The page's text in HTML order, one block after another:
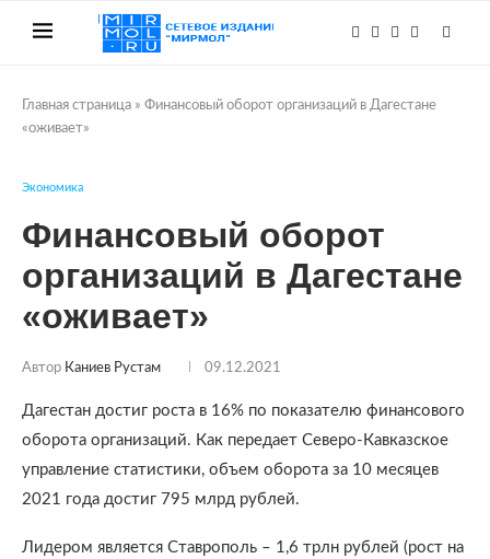
Главная страница » Финансовый оборот организаций в Дагестане
«оживает»
Экономика
Финансовый оборот
организаций в Дагестане
«оживает»
Автор Каниев Рустам 09.12.2021
Дагестан достиг роста в 16% по показателю финансового
оборота организаций. Как передает Северо-Кавказское
управление статистики, объем оборота за 10 месяцев
2021 года достиг 795 млрд рублей.
Лидером является Ставрополь – 1,6 трлн рублей (рост на